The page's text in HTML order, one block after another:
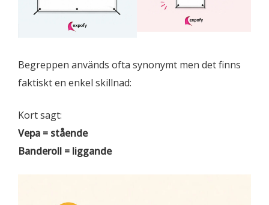
Begreppen används ofta synonymt men det finns
faktiskt en enkel skillnad:
Kort sagt:
Vepa = stående
Banderoll = liggande